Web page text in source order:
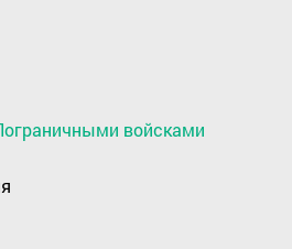
войсками